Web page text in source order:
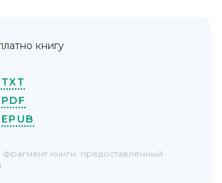
книгу
фрагмент книги, предоставленный